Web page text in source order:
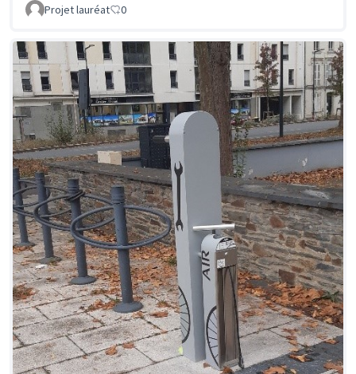
Projet lauréat 0